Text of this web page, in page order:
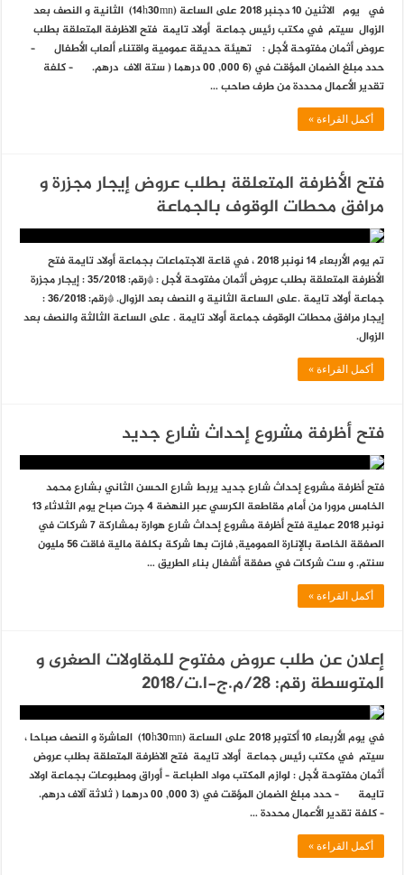
في يوم الاثنين 10 دجنبر 2018 على الساعة (14h30mn) الثانية و النصف بعد
الزوال سيتم في مكتب رئيس جماعة أولاد تايمة فتح الاظرفة المتعلقة بطلب
عروض أثمان مفتوحة لأجل : تهيئة حديقة عمومية واقتناء ألعاب الأطفال –
حدد مبلغ الضمان المؤقت في (6 000, 00 درهما ( ستة الاف درهم. – كلفة
تقدير الأعمال محددة من طرف صاحب …
أكمل القراءة »
فتح الأظرفة المتعلقة بطلب عروض إيجار مجزرة و
مرافق محطات الوقوف بالجماعة
تم يوم الأربعاء 14 نونبر 2018 ، في قاعة الاجتماعات بجماعة أولاد تايمة فتح
الأظرفة المتعلقة بطلب عروض أثمان مفتوحة لأجل : *رقم: 35/2018 : إيجار مجزرة
جماعة أولاد تايمة .على الساعة الثانية و النصف بعد الزوال. *رقم: 36/2018 :
إيجار مرافق محطات الوقوف جماعة أولاد تايمة . على الساعة الثالثة والنصف بعد
الزوال.
أكمل القراءة »
فتح أظرفة مشروع إحداث شارع جديد
فتح أظرفة مشروع إحداث شارع جديد يربط شارع الحسن الثاني بشارع محمد
الخامس مرورا من أمام مقاطعة الكرسي عبر النهضة 4 جرت صباح يوم الثلاثاء 13
نونبر 2018 عملية فتح أظرفة مشروع إحداث شارع هوارة بمشاركة 7 شركات في
الصفقة الخاصة بالإنارة العمومية, فازت بها شركة بكلفة مالية فاقت 56 مليون
سنتم. و ست شركات في صفقة أشغال بناء الطريق …
أكمل القراءة »
إعلان عن طلب عروض مفتوح للمقاولات الصغرى و
المتوسطة رقم: 28/م.ج-ا.ت/2018
في يوم الأربعاء 10 أكتوبر 2018 على الساعة (10h30mn) العاشرة و النصف صباحا ،
سيتم في مكتب رئيس جماعة أولاد تايمة فتح الاظرفة المتعلقة بطلب عروض
أثمان مفتوحة لأجل : لوازم المكتب مواد الطباعة – أوراق ومطبوعات بجماعة اولاد
تايمة – حدد مبلغ الضمان المؤقت في (3 000, 00 درهما ( ثلاثة آلاف درهم.
– كلفة تقدير الأعمال محددة …
أكمل القراءة »